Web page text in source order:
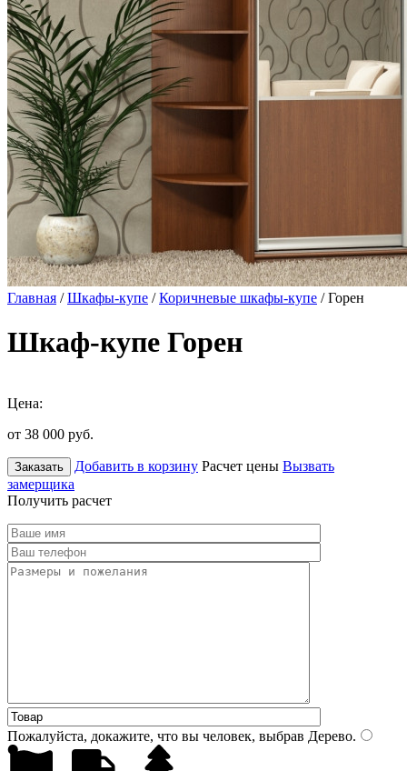
Главная /Шкафы-купе /Коричневые шкафы-купе / Горен
Шкаф-купе Горен
Цена:
от 38 000 руб.
Заказать Добавить в корзину Расчет цены Вызвать
замерщика
Получить расчет
Пожалуйста, докажите, что вы человек, выбрав Дерево.